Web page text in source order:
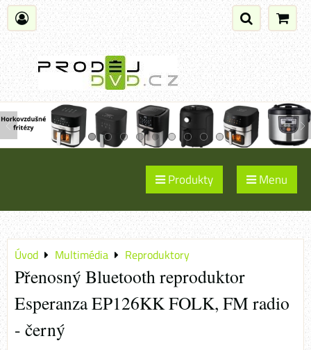
Produkty Menu
Úvod Multimédia Reproduktory
Přenosný Bluetooth reproduktor
Esperanza EP126KK FOLK, FM radio
- černý